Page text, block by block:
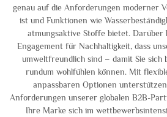
genau auf die Anforderungen moderner
ist und Funktionen wie
atmungsaktive Stoffe bietet. Darüber
Engagement für Nachhaltigkeit, dass
umweltfreundlich sind – damit Sie sich
rundum wohlfühlen können. Mit
anpassbaren Optionen
Anforderungen unserer globalen B2B-
Ihre Marke sich im